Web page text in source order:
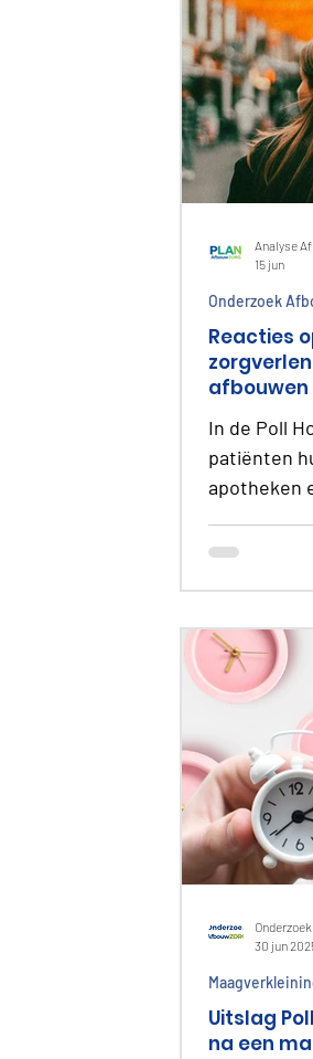
Reacties
In de Poll
patiënten
apotheken
oxycodon,
rondom
serieus
welke
het
Luisteren/
klachten
niet echt
Onderzoek
Analyse
15 jun
Uitslag
na een
30 jun